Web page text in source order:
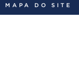
INTERNACIONAL
MAPA DO SITE